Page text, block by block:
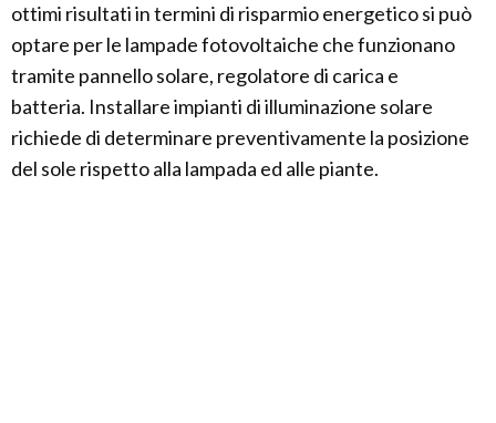
ottimi risultati in termini di risparmio energetico si può
optare per le lampade fotovoltaiche che funzionano
tramite pannello solare, regolatore di carica e
batteria. Installare impianti di illuminazione solare
richiede di determinare preventivamente la posizione
del sole rispetto alla lampada ed alle piante.